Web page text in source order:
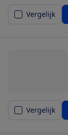
Vergelijk
Vergelijk